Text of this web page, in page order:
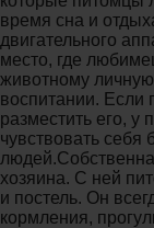
время сна и
двигательного
место, где
животному
воспитании. Если
разместить его, у
чувствовать себя
хозяина. С ней
и постель. Он
кормления,